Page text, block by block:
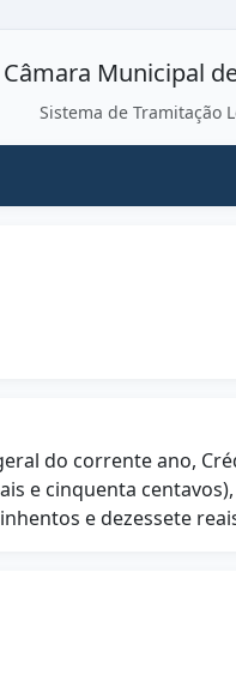
Câmara Municipal
Sistema de Tramitação
do corrente ano,
e cinquenta
e dezessete